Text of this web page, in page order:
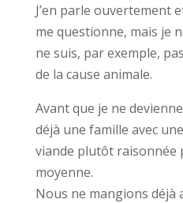
J’en parle ouvertement
me questionne, mais je
ne suis, par exemple,
de la cause animale.
Avant que je ne
déjà une famille avec
viande plutôt raisonnée
moyenne.
Nous ne mangions déjà